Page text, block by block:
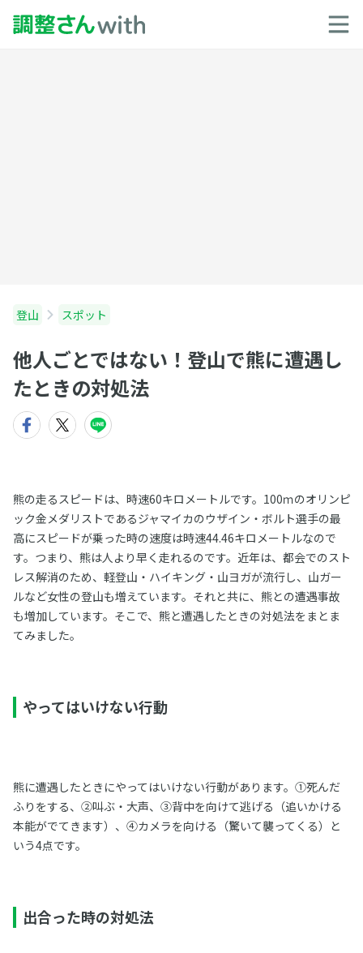
登山 スポット
他人ごとではない！登山で熊に遭遇し
たときの対処法
熊の走るスピードは、時速60キロメートルです。100ｍのオリンピ
ック金メダリストであるジャマイカのウザイン・ボルト選手の最
高にスピードが乗った時の速度は時速44.46キロメートルなので
す。つまり、熊は人より早く走れるのです。近年は、都会でのスト
レス解消のため、軽登山・ハイキング・山ヨガが流行し、山ガー
ルなど女性の登山も増えています。それと共に、熊との遭遇事故
も増加しています。そこで、熊と遭遇したときの対処法をまとま
てみました。
やってはいけない行動
熊に遭遇したときにやってはいけない行動があります。①死んだ
ふりをする、②叫ぶ・大声、③背中を向けて逃げる（追いかける
本能がでてきます）、④カメラを向ける（驚いて襲ってくる）と
いう4点です。
出合った時の対処法